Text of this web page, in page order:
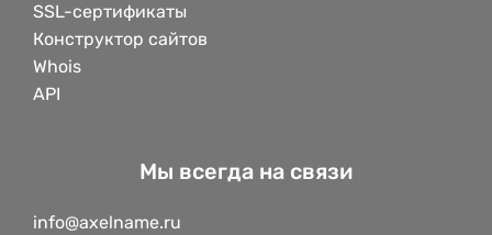
SSL-сертификаты
Конструктор сайтов
Whois
API
Мы всегда на связи
info@axelname.ru